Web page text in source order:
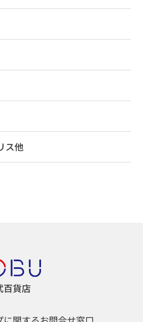
ス他
百貨店